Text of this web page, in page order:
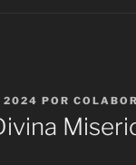
2024 POR